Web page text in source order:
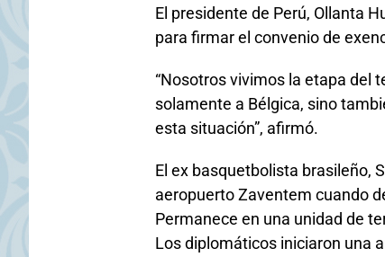
El presidente de Perú, Ollanta
para firmar el convenio de
“Nosotros vivimos la etapa del
solamente a Bélgica, sino
esta situación”, afirmó.
El ex basquetbolista brasileño,
aeropuerto Zaventem cuando
Permanece en una unidad de
Los diplomáticos iniciaron una